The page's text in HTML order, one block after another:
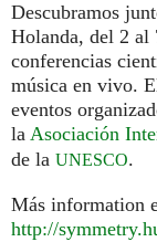
Descubramos
Holanda, del 2
conferencias
música en vivo.
eventos
la Asociación
de la UNESCO.
Más information
http://